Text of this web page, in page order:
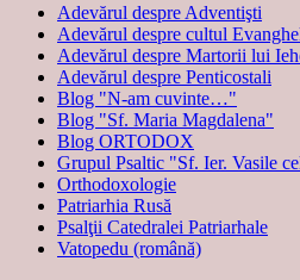
Adevărul despre Adventişti
Adevărul despre cultul
Adevărul despre Martorii lui
Adevărul despre Penticostali
Blog "N-am cuvinte…"
Blog "Sf. Maria Magdalena"
Blog ORTODOX
Grupul Psaltic "Sf. Ier. Vasile
Orthodoxologie
Patriarhia Rusă
Psalţii Catedralei Patriarhale
Vatopedu (română)